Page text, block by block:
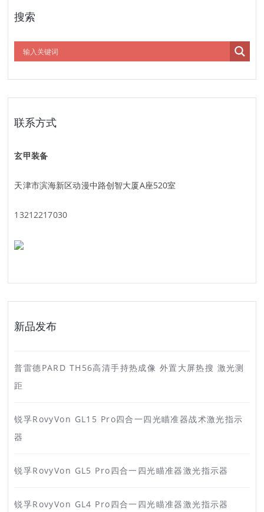
搜索
联系方式
玄甲装备
天津市滨海新区动漫中路创智大厦A座520室
13212217030
新品发布
普雷德PARD TH56高清手持热成像 外置大屏热搜 激光测
距
锐孚RovyVon GL15 Pro四合一四光瞄准器战术激光指示
器
锐孚RovyVon GL5 Pro四合一四光瞄准器激光指示器
锐孚RovyVon GL4 Pro四合一四光瞄准器激光指示器